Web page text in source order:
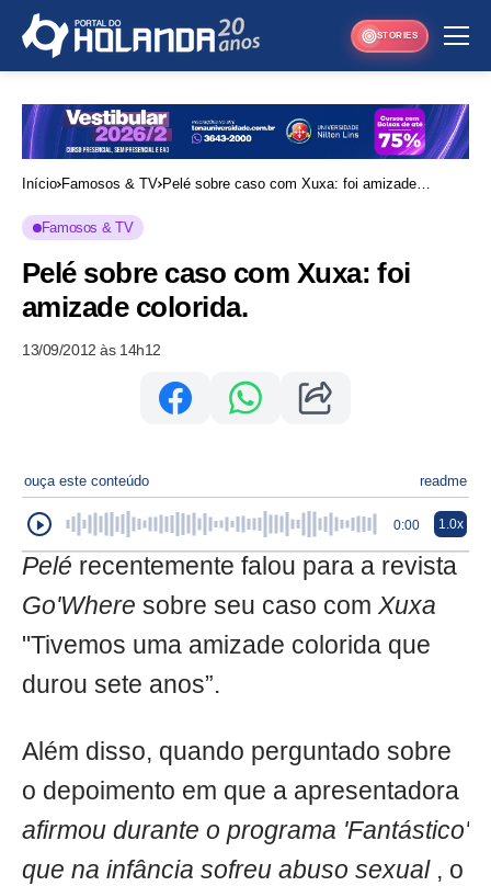
STORIES
Início Famosos & TV Pelé sobre caso com Xuxa: foi amizade
Famosos & TV
Pelé sobre caso com Xuxa: foi
amizade colorida.
13/09/2012 às 14h12
ouça este conteúdo readme
0:00 1.0x
Pelé recentemente falou para a revista
Go'Where sobre seu caso comXuxa
"Tivemos uma amizade colorida que
durou sete anos”.
Além disso, quando perguntado sobre
o depoimento em que a apresentadora
afirmou durante o programa 'Fantástico'
que na infância sofreu abuso sexual , o